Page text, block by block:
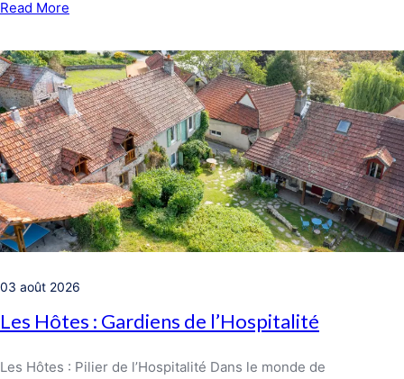
Read More
03 août 2026
Les Hôtes : Gardiens de l’Hospitalité
Les Hôtes : Pilier de l’Hospitalité Dans le monde de